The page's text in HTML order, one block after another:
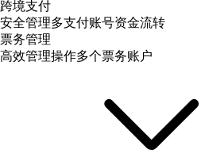
跨境支付
安全管理多支付账号资金流转
票务管理
高效管理操作多个票务账户